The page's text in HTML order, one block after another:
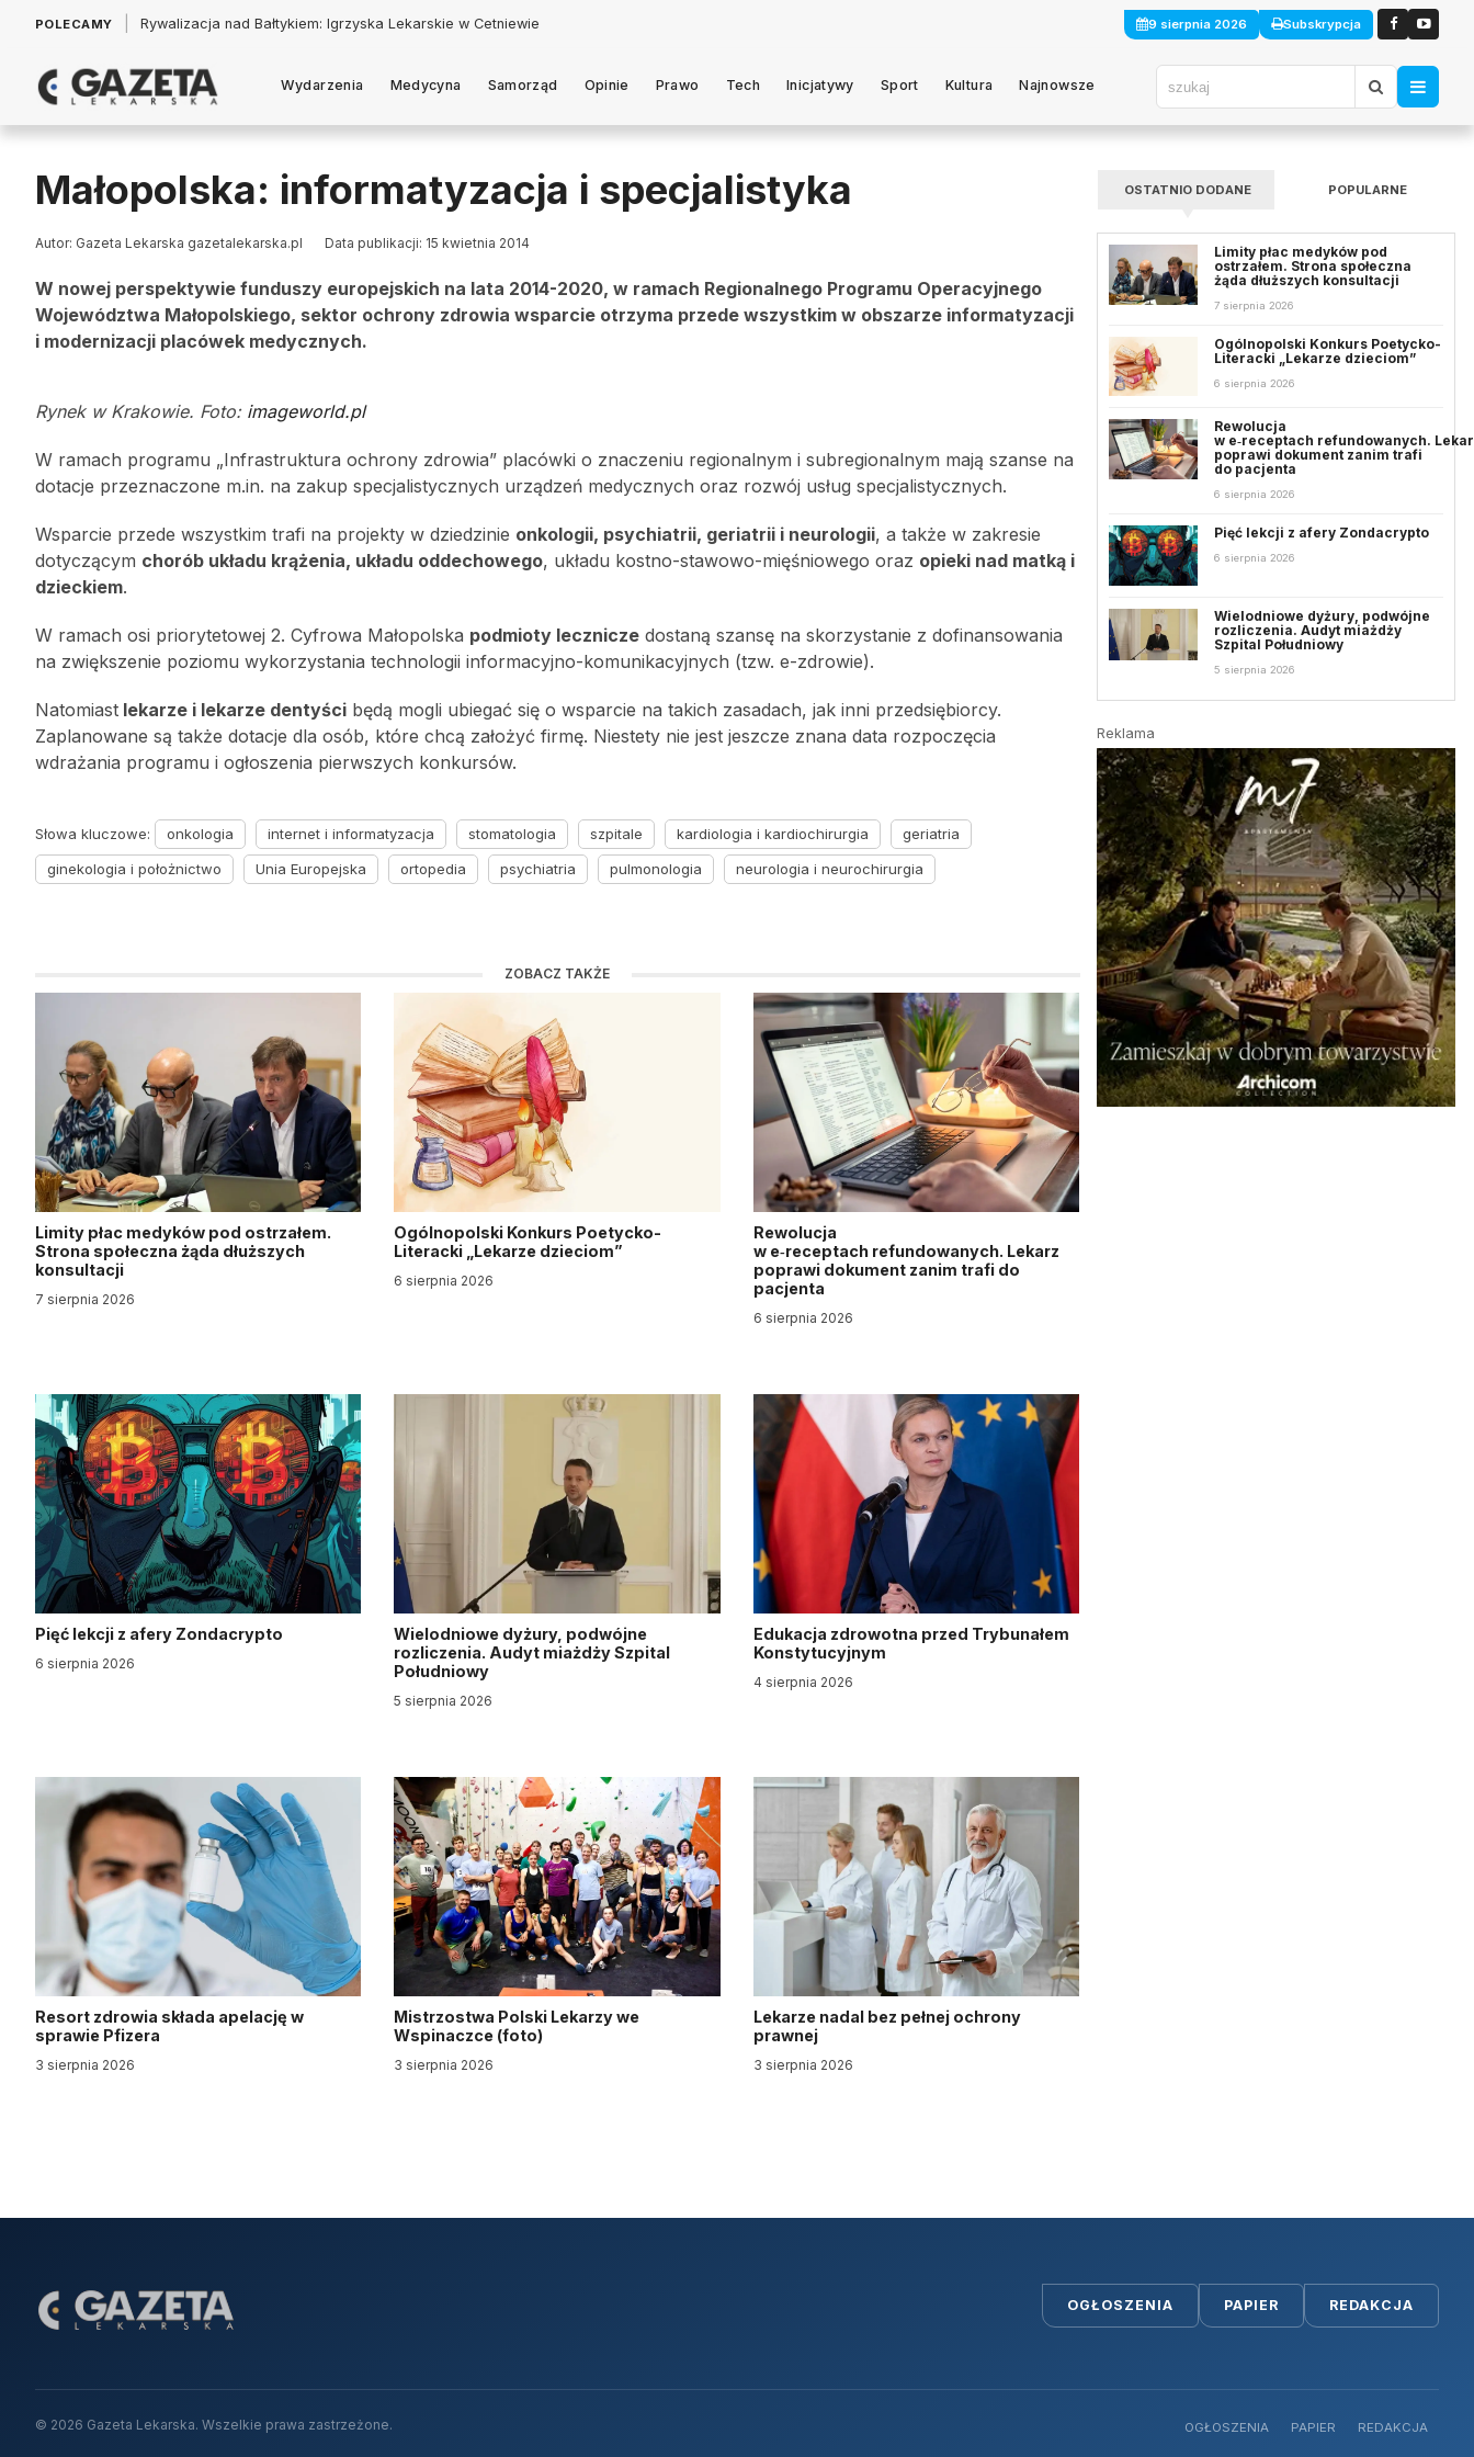
POLECAMY Łukasz Jankowski: Politycy w pogoni za króliczkiem 9 sierpnia 2026 Subskrypcja
Wydarzenia Medycyna Samorząd Opinie Prawo Tech Inicjatywy Sport Kultura Najnowsze
Małopolska: informatyzacja i specjalistyka
Autor: Gazeta Lekarska gazetalekarska.pl Data publikacji: 15 kwietnia 2014
W nowej perspektywie funduszy europejskich na lata 2014-2020, w ramach Regionalnego Programu Operacyjnego
Województwa Małopolskiego, sektor ochrony zdrowia wsparcie otrzyma przede wszystkim w obszarze informatyzacji
i modernizacji placówek medycznych.
Rynek w Krakowie. Foto: imageworld.pl
W ramach programu „Infrastruktura ochrony zdrowia” placówki o znaczeniu regionalnym i subregionalnym mają szanse na
dotacje przeznaczone m.in. na zakup specjalistycznych urządzeń medycznych oraz rozwój usług specjalistycznych.
Wsparcie przede wszystkim trafi na projekty w dziedzinie onkologii, psychiatrii, geriatrii i neurologii, a także w zakresie
dotyczącym chorób układu krążenia, układu oddechowego, układu kostno-stawowo-mięśniowego oraz opieki nad matką i
dzieckiem.
W ramach osi priorytetowej 2. Cyfrowa Małopolska podmioty lecznicze dostaną szansę na skorzystanie z dofinansowania
na zwiększenie poziomu wykorzystania technologii informacyjno-komunikacyjnych (tzw. e-zdrowie).
Natomiast lekarze i lekarze dentyści będą mogli ubiegać się o wsparcie na takich zasadach, jak inni przedsiębiorcy.
Zaplanowane są także dotacje dla osób, które chcą założyć firmę. Niestety nie jest jeszcze znana data rozpoczęcia
wdrażania programu i ogłoszenia pierwszych konkursów.
Słowa kluczowe: onkologia internet i informatyzacja stomatologia szpitale kardiologia i kardiochirurgia
geriatria
ginekologia i położnictwo
Unia Europejska ortopedia psychiatria pulmonologia neurologia i neurochirurgia
ZOBACZ TAKŻE
Limity płac medyków pod ostrzałem.
Strona społeczna żąda dłuższych
konsultacji
7 sierpnia 2026
Ogólnopolski Konkurs Poetycko-
Literacki „Lekarze dzieciom”
6 sierpnia 2026
Rewolucja
w e‑receptach refundowanych. Lekarz
poprawi dokument zanim trafi do
pacjenta
6 sierpnia 2026
Pięć lekcji z afery Zondacrypto
6 sierpnia 2026
Wielodniowe dyżury, podwójne
rozliczenia. Audyt miażdży Szpital
Południowy
5 sierpnia 2026
Edukacja zdrowotna przed Trybunałem
Konstytucyjnym
4 sierpnia 2026
Resort zdrowia składa apelację w
sprawie Pfizera
3 sierpnia 2026
Mistrzostwa Polski Lekarzy we
Wspinaczce (foto)
3 sierpnia 2026
Lekarze nadal bez pełnej ochrony
prawnej
3 sierpnia 2026
OSTATNIO DODANE POPULARNE
Limity płac medyków pod
ostrzałem. Strona społeczna
żąda dłuższych konsultacji
7 sierpnia 2026
Ogólnopolski Konkurs Poetycko-
Literacki „Lekarze dzieciom”
6 sierpnia 2026
Rewolucja
w e‑receptach refundowanych.
poprawi dokument zanim trafi
do pacjenta
6 sierpnia 2026
Pięć lekcji z afery Zondacrypto
6 sierpnia 2026
Wielodniowe dyżury, podwójne
rozliczenia. Audyt miażdży
Szpital Południowy
5 sierpnia 2026
Reklama
OGŁOSZENIA PAPIER REDAKCJA
© 2026 Gazeta Lekarska. Wszelkie prawa zastrzeżone. OGŁOSZENIA PAPIER REDAKCJA